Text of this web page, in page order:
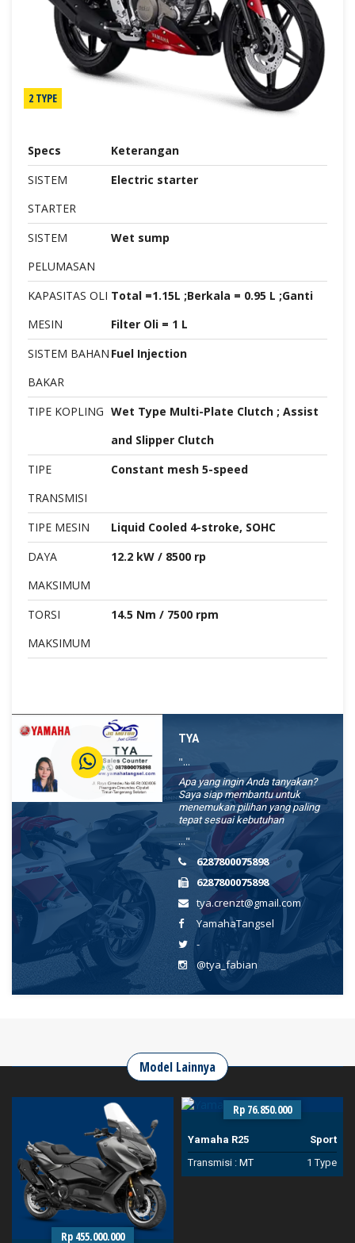
2 TYPE
Specs
Keterangan
SISTEM
STARTER
Electric starter
SISTEM
PELUMASAN
Wet sump
KAPASITAS OLI
MESIN
Total =1.15L ;Berkala = 0.95 L ;Ganti
Filter Oli = 1 L
SISTEM BAHAN
BAKAR
Fuel Injection
TIPE KOPLING Wet Type Multi-Plate Clutch ; Assist
and Slipper Clutch
TIPE
TRANSMISI
Constant mesh 5-speed
TIPE MESIN
Liquid Cooled 4-stroke, SOHC
DAYA
MAKSIMUM
12.2 kW / 8500 rp
TORSI
MAKSIMUM
14.5 Nm / 7500 rpm
TYA
"...
Apa yang ingin Anda tanyakan?
Saya siap membantu untuk
menemukan pilihan yang paling
tepat sesuai kebutuhan
..."
6287800075898
6287800075898
tya.crenzt@gmail.com
YamahaTangsel
-
@tya_fabian
Model Lainnya
Rp 455.000.000
Rp 76.850.000
Yamaha R25
Sport
Transmisi : MT 1 Type